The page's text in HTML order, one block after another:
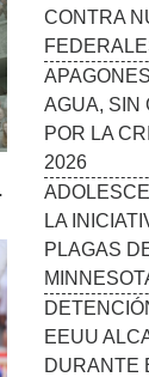
CONTRA
AGUA, SIN
POR LA
2026
LA
PLAGAS
EEUU
DURANTE